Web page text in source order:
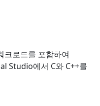
크로드를 포함하여
Studio에서 C와 C++를